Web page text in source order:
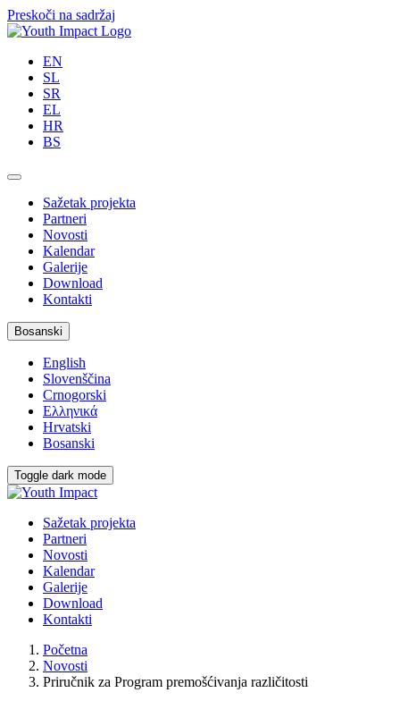
Preskoči na sadržaj
EN
SL
SR
EL
HR
BS
Sažetak projekta
Partneri
Novosti
Kalendar
Galerije
Download
Kontakti
Bosanski
English
Slovenščina
Crnogorski
Ελληνικά
Hrvatski
Bosanski
Toggle dark mode
Sažetak projekta
Partneri
Novosti
Kalendar
Galerije
Download
Kontakti
Početna
Novosti
Priručnik za Program premošćivanja različitosti